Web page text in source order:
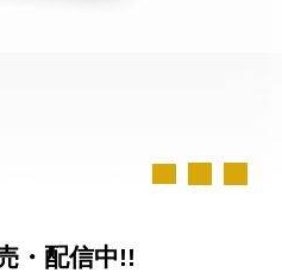
・配信中!!